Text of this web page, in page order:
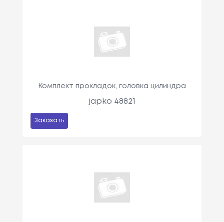
Комплект прокладок, головка цилиндра
japko 48821
Заказать